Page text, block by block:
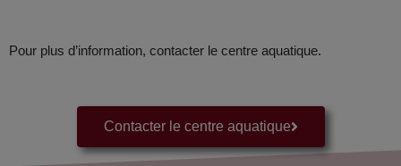
Pour plus d’information, contacter le centre aquatique.
Contacter le centre aquatique